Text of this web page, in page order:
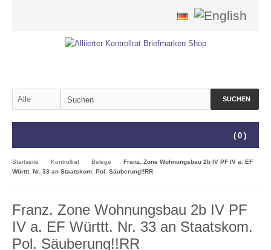
SUCHEN
( 0 )
Startseite Kontrollrat Belege
Franz. Zone Wohnungsbau 2b IV PF IV a. EF
Württt. Nr. 33 an Staatskom. Pol. Säuberung!!RR
Franz. Zone Wohnungsbau 2b IV PF
IV a. EF Württt. Nr. 33 an Staatskom.
Pol. Säuberung!!RR